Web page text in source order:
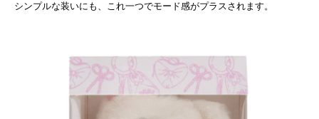
シンプルな装いにも、これ一つでモード感がプラスされます。